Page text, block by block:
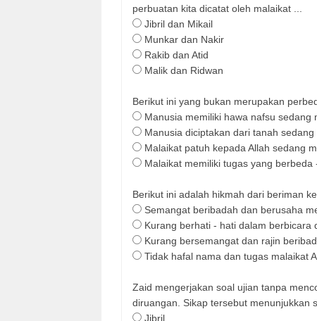
perbuatan kita dicatat oleh malaikat ...
Jibril dan Mikail
Munkar dan Nakir
Rakib dan Atid
Malik dan Ridwan
Berikut ini yang bukan merupakan
Manusia memiliki hawa nafsu sedang
Manusia diciptakan dari tanah
Malaikat patuh kepada Allah sedang
Malaikat memiliki tugas yang
Berikut ini adalah hikmah dari beriman
Semangat beribadah dan berusaha
Kurang berhati - hati dalam berbicara
Kurang bersemangat dan rajin
Tidak hafal nama dan tugas malaikat
Zaid mengerjakan soal ujian tanpa
diruangan. Sikap tersebut menunjukkan
Jibril